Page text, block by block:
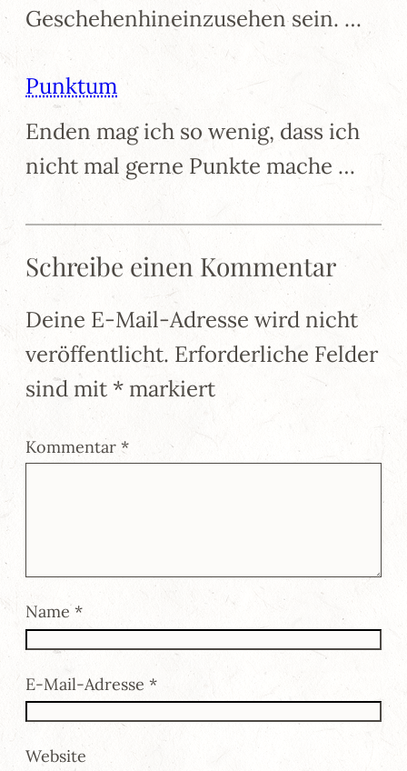
Geschehenhineinzusehen sein. …
Punktum
Enden mag ich so wenig, dass ich
nicht mal gerne Punkte mache …
Schreibe einen Kommentar
Deine E-Mail-Adresse wird nicht
veröffentlicht. Erforderliche Felder
sind mit * markiert
Kommentar *
Name*
E-Mail-Adresse *
Website